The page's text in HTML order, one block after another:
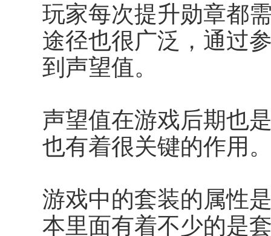
玩家每次提升勋章都
途径也很广泛，通过
到声望值。
声望值在游戏后期也
也有着很关键的作用
游戏中的套装的属性
本里面有着不少的是